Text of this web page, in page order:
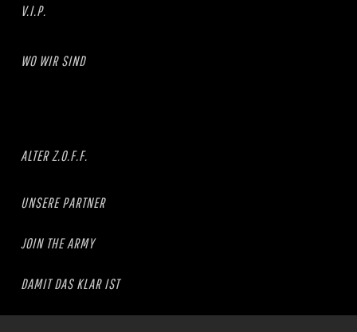
V.I.P.
WO WIR SIND
ALTER Z.O.F.F.
UNSERE PARTNER
JOIN THE ARMY
DAMIT DAS KLAR IST